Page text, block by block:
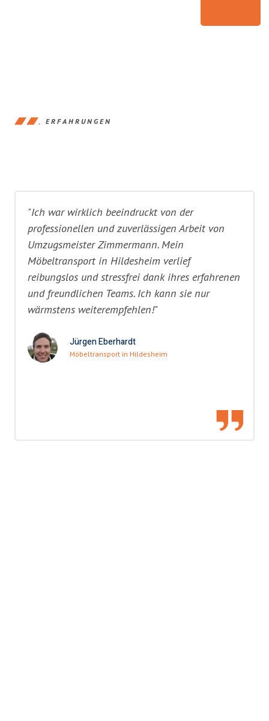
ERFAHRUNGEN
"Ich war wirklich beeindruckt von der
professionellen und zuverlässigen Arbeit von
Umzugsmeister Zimmermann. Mein
Möbeltransport in Hildesheim verlief
reibungslos und stressfrei dank ihres erfahrenen
und freundlichen Teams. Ich kann sie nur
wärmstens weiterempfehlen!"
Jürgen Eberhardt
Möbeltransport in Hildesheim